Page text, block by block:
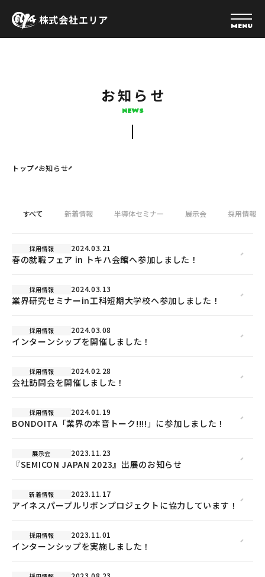
株式会社エリア MENU
お知らせ
NEWS
トップ お知らせ
すべて 新着情報 半導体セミナー 展示会 採用情報
採用情報 2024.03.21
春の就職フェア in トキハ会館へ参加しました！
採用情報 2024.03.13
業界研究セミナーin工科短期大学校へ参加しました！
採用情報 2024.03.08
インターンシップを開催しました！
採用情報 2024.02.28
会社訪問会を開催しました！
採用情報 2024.01.19
BONDOITA「業界の本音トーク!!!!」に参加しました！
展示会 2023.11.23
『SEMICON JAPAN 2023』出展のお知らせ
新着情報 2023.11.17
アイネスパープルリボンプロジェクトに協力しています！
採用情報 2023.11.01
インターンシップを実施しました！